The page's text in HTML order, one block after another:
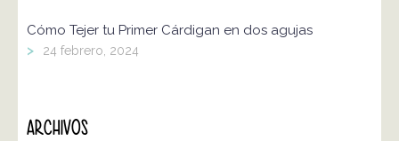
Cómo Tejer tu Primer Cárdigan en dos agujas
> 24 febrero, 2024
ARCHIVOS